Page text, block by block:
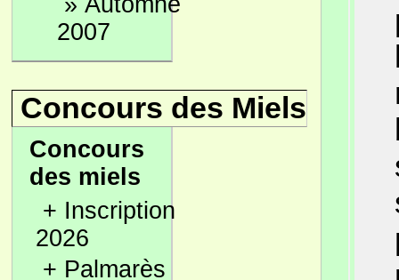
2007
Concours des Miels
Concours
des miels
+ Inscription
2026
+ Palmarès